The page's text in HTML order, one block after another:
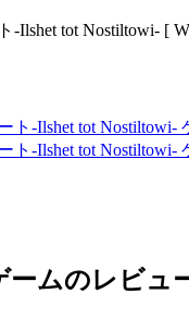
-Ilshet tot Nostiltowi- [
ームのレビュ